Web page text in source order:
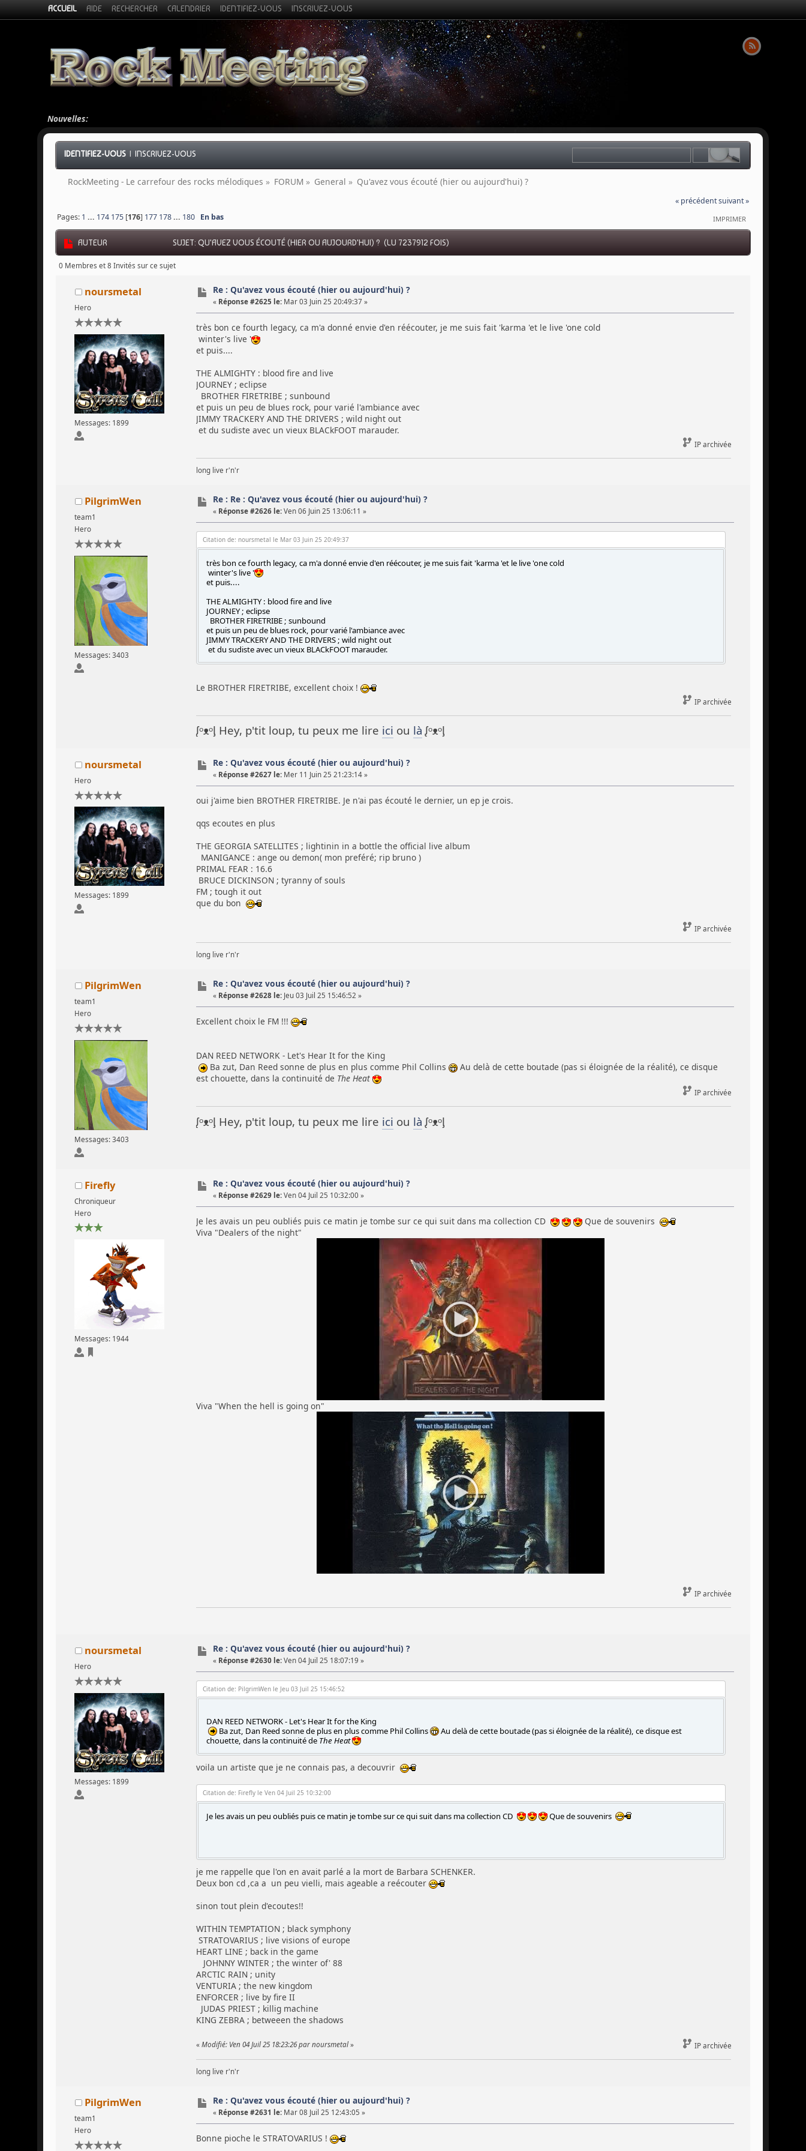
ACCUEIL AIDE RECHERCHER CALENDRIER IDENTIFIEZ-VOUS INSCRIVEZ-VOUS
Nouvelles:
IDENTIFIEZ-VOUS |INSCRIVEZ-VOUS
RockMeeting - Le carrefour des rocks mélodiques » FORUM » General » Qu'avez vous écouté (hier ou aujourd'hui) ?
« précédentsuivant »
IMPRIMER
Pages: 1 ... 174 175 [176] 177 178... 180 En bas
AUTEUR SUJET: QU'AVEZ VOUS ÉCOUTÉ (HIER OU AUJOURD'HUI) ? (LU 7237912 FOIS)
0 Membres et 8 Invités sur ce sujet
noursmetal
Hero
Messages: 1899
Re : Qu'avez vous écouté (hier ou aujourd'hui) ?
« Réponse #2625 le: Mar 03 Juin 25 20:49:37 »
très bon ce fourth legacy, ca m'a donné envie d'en réécouter, je me suis fait 'karma 'et le live 'one cold
winter's live '
et puis....
THE ALMIGHTY : blood fire and live
JOURNEY ; eclipse
BROTHER FIRETRIBE ; sunbound
et puis un peu de blues rock, pour varié l'ambiance avec
JIMMY TRACKERY AND THE DRIVERS ; wild night out
et du sudiste avec un vieux BLACkFOOT marauder.
IP archivée
long live r'n'r
PilgrimWen
team1
Hero
Messages: 3403
Re : Re : Qu'avez vous écouté (hier ou aujourd'hui) ?
« Réponse #2626 le: Ven 06 Juin 25 13:06:11 »
Citation de: noursmetal le Mar 03 Juin 25 20:49:37
très bon ce fourth legacy, ca m'a donné envie d'en réécouter, je me suis fait 'karma 'et le live 'one cold
winter's live '
et puis....
THE ALMIGHTY : blood fire and live
JOURNEY ; eclipse
BROTHER FIRETRIBE ; sunbound
et puis un peu de blues rock, pour varié l'ambiance avec
JIMMY TRACKERY AND THE DRIVERS ; wild night out
et du sudiste avec un vieux BLACkFOOT marauder.
Le BROTHER FIRETRIBE, excellent choix !
IP archivée
ᶘᵒᴥᵒᶅ Hey, p'tit loup, tu peux me lire ici ou là ᶘᵒᴥᵒᶅ
noursmetal
Hero
Messages: 1899
Re : Qu'avez vous écouté (hier ou aujourd'hui) ?
« Réponse #2627 le: Mer 11 Juin 25 21:23:14 »
oui j'aime bien BROTHER FIRETRIBE. Je n'ai pas écouté le dernier, un ep je crois.
qqs ecoutes en plus
THE GEORGIA SATELLITES ; lightinin in a bottle the official live album
MANIGANCE : ange ou demon( mon preféré; rip bruno )
PRIMAL FEAR : 16.6
BRUCE DICKINSON ; tyranny of souls
FM ; tough it out
que du bon
IP archivée
long live r'n'r
PilgrimWen
team1
Hero
Messages: 3403
Re : Qu'avez vous écouté (hier ou aujourd'hui) ?
« Réponse #2628 le: Jeu 03 Juil 25 15:46:52 »
Excellent choix le FM !!!
DAN REED NETWORK - Let's Hear It for the King
Ba zut, Dan Reed sonne de plus en plus comme Phil Collins
Au delà de cette boutade (pas si éloignée de la réalité), ce disque
est chouette, dans la continuité de The Heat
IP archivée
ᶘᵒᴥᵒᶅ Hey, p'tit loup, tu peux me lire ici ou là ᶘᵒᴥᵒᶅ
Firefly
Chroniqueur
Hero
Messages: 1944
Re : Qu'avez vous écouté (hier ou aujourd'hui) ?
« Réponse #2629 le: Ven 04 Juil 25 10:32:00 »
Je les avais un peu oubliés puis ce matin je tombe sur ce qui suit dans ma collection CD
Que de souvenirs
Viva "Dealers of the night"
Viva "When the hell is going on"
IP archivée
noursmetal
Hero
Messages: 1899
Re : Qu'avez vous écouté (hier ou aujourd'hui) ?
« Réponse #2630 le: Ven 04 Juil 25 18:07:19 »
Citation de: PilgrimWen le Jeu 03 Juil 25 15:46:52
DAN REED NETWORK - Let's Hear It for the King
Ba zut, Dan Reed sonne de plus en plus comme Phil Collins
Au delà de cette boutade (pas si éloignée de la réalité), ce disque est
chouette, dans la continuité de The Heat
voila un artiste que je ne connais pas, a decouvrir
Citation de: Firefly le Ven 04 Juil 25 10:32:00
Je les avais un peu oubliés puis ce matin je tombe sur ce qui suit dans ma collection CD Que de souvenirs
je me rappelle que l'on en avait parlé a la mort de Barbara SCHENKER.
Deux bon cd ,ca a un peu vielli, mais ageable a reécouter
sinon tout plein d'ecoutes!!
WITHIN TEMPTATION ; black symphony
STRATOVARIUS ; live visions of europe
HEART LINE ; back in the game
JOHNNY WINTER ; the winter of' 88
ARCTIC RAIN ; unity
VENTURIA ; the new kingdom
ENFORCER ; live by fire II
JUDAS PRIEST ; killig machine
KING ZEBRA ; betweeen the shadows
« Modifié: Ven 04 Juil 25 18:23:26 par noursmetal» IP archivée
long live r'n'r
PilgrimWen
team1
Hero
Re : Qu'avez vous écouté (hier ou aujourd'hui) ?
« Réponse #2631 le: Mar 08 Juil 25 12:43:05 »
Bonne pioche le STRATOVARIUS !